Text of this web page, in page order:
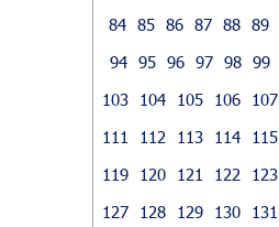
84 85 86 87 88 89
94 95 96 97 98 99
103
104 105 106 107
111
112 113 114 115
119
120 121 122 123
127
128 129 130 131